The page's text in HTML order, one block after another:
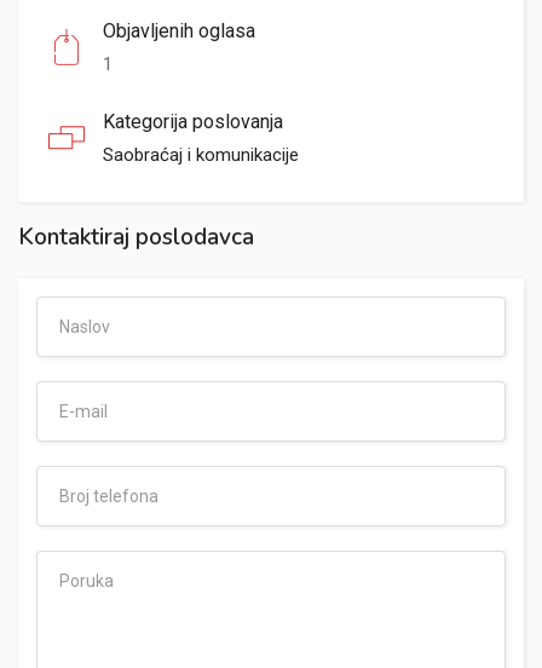
Objavljenih oglasa
1
Kategorija poslovanja
Saobraćaj i komunikacije
Kontaktiraj poslodavca